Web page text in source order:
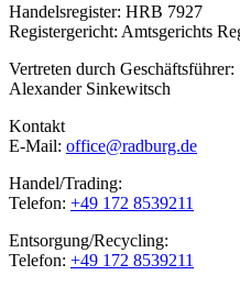
Handelsregister: HRB 7927
Registergericht: Amtsgerichts
Vertreten durch Geschäftsführer:
Alexander Sinkewitsch
Kontakt
E-Mail: office@radburg.de
Handel/Trading:
Telefon: +49 172 8539211
Entsorgung/Recycling:
Telefon: +49 172 8539211